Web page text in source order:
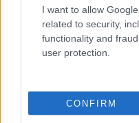
I want to allow
related to security,
functionality and
user protection.
CONFIRM